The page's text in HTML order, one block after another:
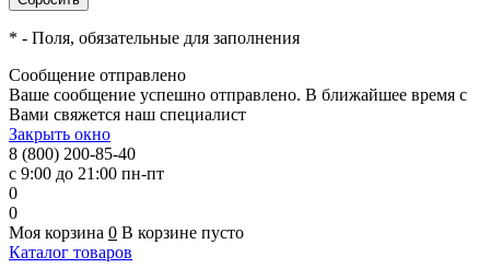
* - Поля, обязательные для заполнения
Сообщение отправлено
Ваше сообщение успешно отправлено. В ближайшее время с
Вами свяжется наш специалист
Закрыть окно
8 (800) 200-85-40
с 9:00 до 21:00 пн-пт
0
0
Моя корзина 0 В корзине пусто
Каталог товаров